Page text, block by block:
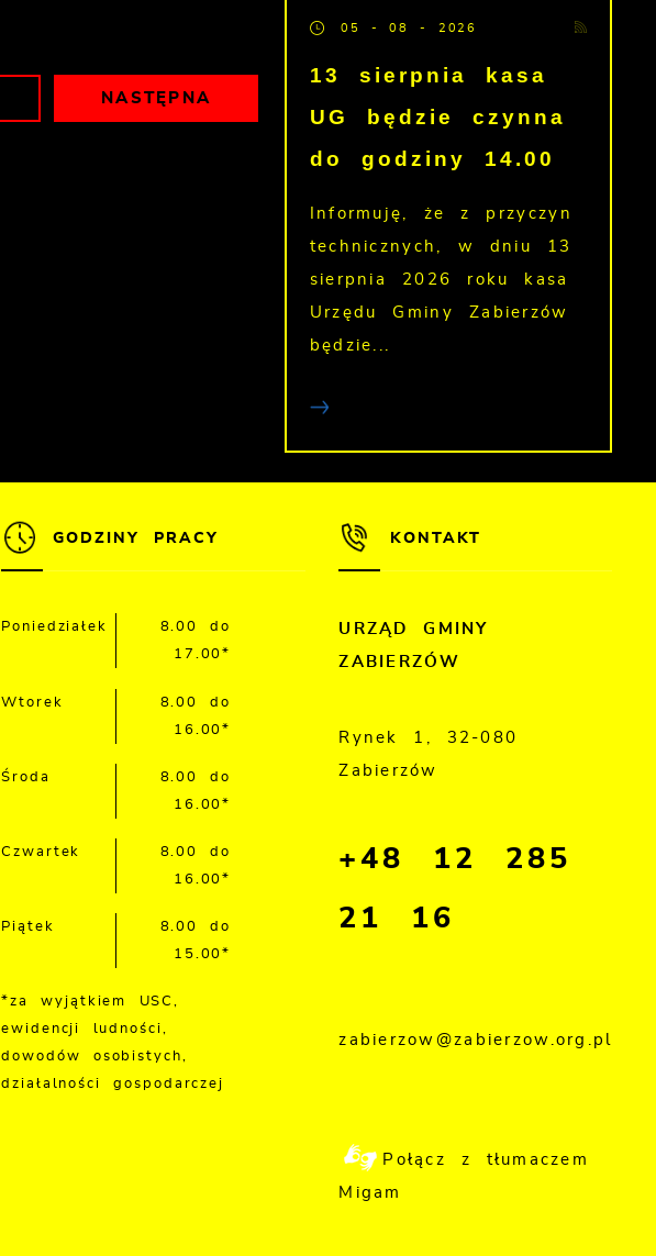
NASTĘPNA
05 - 08 - 2026
13 sierpnia kasa
UG będzie czynna
do godziny 14.00
Informuję, że z przyczyn
technicznych, w dniu 13
sierpnia 2026 roku kasa
Urzędu Gminy Zabierzów
będzie...
GODZINY PRACY
Poniedziałek
8.00 do
17.00*
Wtorek
8.00 do
16.00*
Środa
8.00 do
16.00*
Czwartek
8.00 do
16.00*
Piątek
8.00 do
15.00*
*za wyjątkiem USC,
ewidencji ludności,
dowodów osobistych,
działalności gospodarczej
KONTAKT
URZĄD GMINY
ZABIERZÓW
Rynek 1, 32-080
Zabierzów
+48 12 285
21 16
zabierzow@zabierzow.org.pl
Połącz z tłumaczem
Migam